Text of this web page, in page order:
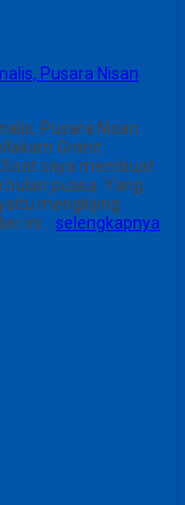
Pusara Nisan
Pusara Nisan
Granit
saya membuat
puasa. Yang
mengkijing
ini… selengkapnya